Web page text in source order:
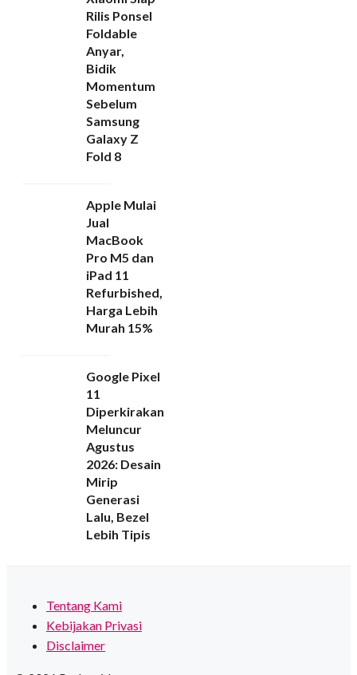
Rilis Ponsel
Foldable
Anyar,
Bidik
Momentum
Sebelum
Samsung
Galaxy Z
Fold 8
Apple Mulai
Jual
MacBook
Pro M5 dan
iPad 11
Refurbished,
Harga Lebih
Murah 15%
Google Pixel
11
Diperkirakan
Meluncur
Agustus
2026: Desain
Mirip
Generasi
Lalu, Bezel
Lebih Tipis
Tentang Kami
Kebijakan Privasi
Disclaimer